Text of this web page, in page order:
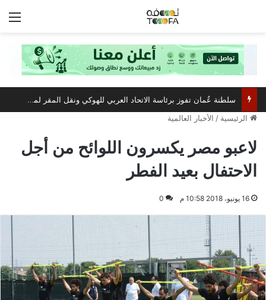
سلطنة عُمان تفوز برئاسة الاتحاد العربي للهوكي ونقل المقر لمسقط
الرئيسية / الأخبار العالمية
لاعبو مصر يكسرون اللوائح من أجل
الاحتفال بعيد الفطر
16 يونيو، 2018 10:58 م 0